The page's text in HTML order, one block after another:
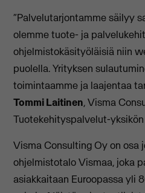
“Palvelutarjontamme säilyy
olemme tuote- ja
ohjelmistokäsityöläisiä niin
puolella. Yrityksen
toimintaamme ja laajentaa
Tommi Laitinen, Visma
Tuotekehityspalvelut-
Visma Consulting Oy on osa
ohjelmistotalo Vismaa, joka
asiakkaitaan Euroopassa yli